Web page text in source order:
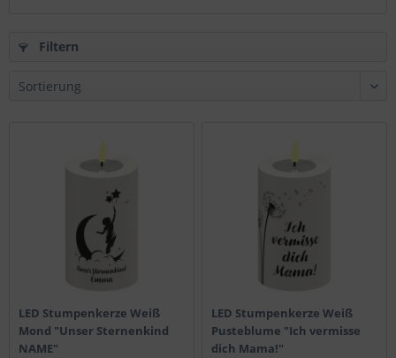
Filtern
LED Stumpenkerze Weiß
Mond "Unser Sternenkind
NAME"
LED Stumpenkerze Weiß
Pusteblume "Ich vermisse
dich Mama!"